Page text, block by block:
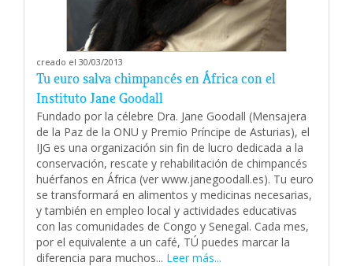
creado el 30/03/2013
Tu euro salva chimpancés en África con el
Instituto Jane Goodall
Fundado por la célebre Dra. Jane Goodall (Mensajera
de la Paz de la ONU y Premio Príncipe de Asturias), el
IJG es una organización sin fin de lucro dedicada a la
conservación, rescate y rehabilitación de chimpancés
huérfanos en África (ver www.janegoodall.es). Tu euro
se transformará en alimentos y medicinas necesarias,
y también en empleo local y actividades educativas
con las comunidades de Congo y Senegal. Cada mes,
por el equivalente a un café, TÚ puedes marcar la
diferencia para muchos... Leer más...